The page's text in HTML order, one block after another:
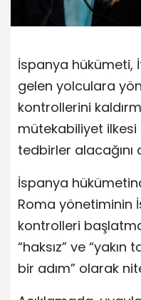
İspanya hükümeti,
gelen yolculara
kontrollerini
mütekabiliyet ilkesi
tedbirler alacağını
İspanya
Roma yönetiminin
kontrolleri başlatma
“haksız” ve
bir adım” olarak